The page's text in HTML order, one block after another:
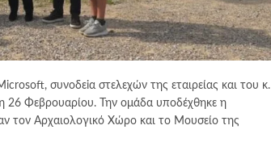
συνοδεiα στελεχών της εταιρείας και του κ.
26 Φεβρουαρίου. Την ομάδα υποδέχθηκε η
τον Αρχαιολογικό Χώρο και το Μουσείο της